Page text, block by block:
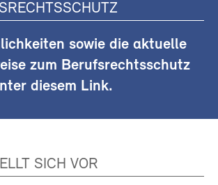
sowie die aktuelle
zum Berufsrechtsschutz
diesem Link.
SICH VOR